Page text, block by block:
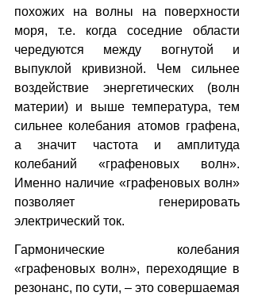
похожих на волны на поверхности
моря, т.е. когда соседние области
чередуются между вогнутой и
выпуклой кривизной. Чем сильнее
воздействие энергетических (волн
материи) и выше температура, тем
сильнее колебания атомов графена,
а значит частота и амплитуда
колебаний «графеновых волн».
Именно наличие «графеновых волн»
позволяет генерировать
электрический ток.
Гармонические колебания
«графеновых волн», переходящие в
резонанс, по сути, – это совершаемая